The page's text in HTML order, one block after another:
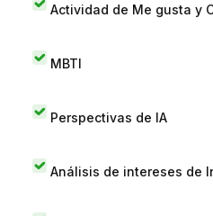
Actividad de Me gusta y
MBTI
Perspectivas de IA
Análisis de intereses de